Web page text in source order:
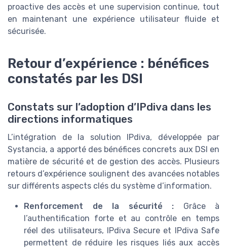
proactive des accès et une supervision continue, tout
en maintenant une expérience utilisateur fluide et
sécurisée.
Retour d’expérience : bénéfices
constatés par les DSI
Constats sur l’adoption d’IPdiva dans les
directions informatiques
L’intégration de la solution IPdiva, développée par
Systancia, a apporté des bénéfices concrets aux DSI en
matière de sécurité et de gestion des accès. Plusieurs
retours d’expérience soulignent des avancées notables
sur différents aspects clés du système d’information.
Renforcement de la sécurité : Grâce à
l’authentification forte et au contrôle en temps
réel des utilisateurs, IPdiva Secure et IPdiva Safe
permettent de réduire les risques liés aux accès